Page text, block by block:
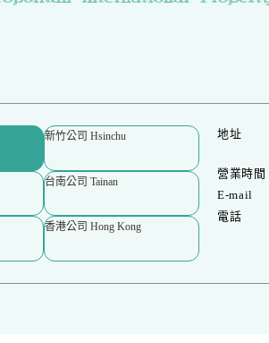
新竹公司 Hsinchu
台南公司 Tainan
香港公司 Hong Kong
地址
營業時間
E-mail
電話